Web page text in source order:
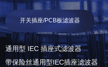
开关插座/PCB板滤波器
通用型 IEC 插座式滤波器
带保险丝通用型IEC插座滤波器